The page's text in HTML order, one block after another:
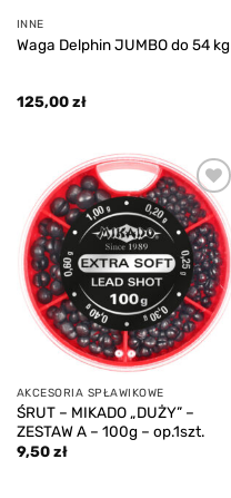
INNE
Waga Delphin JUMBO do 54 kg
125,00zł
Add to
wishlist
AKCESORIA SPŁAWIKOWE
ŚRUT – MIKADO „DUŻY” –
ZESTAW A – 100g – op.1szt.
9,50zł